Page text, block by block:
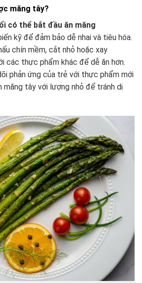
măng tây?
có thể bắt đầu ăn măng
kỹ để đảm bảo dễ nhai và tiêu hóa.
chín mềm, cắt nhỏ hoặc xay
các thực phẩm khác để dễ ăn hơn.
phản ứng của trẻ với thực phẩm mới
măng tây với lượng nhỏ để tránh dị